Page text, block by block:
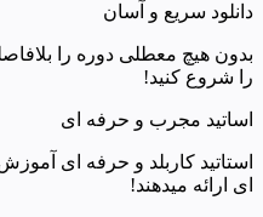
دانلود سریع و آسان
بدون هیچ معطلی دوره را
را شروع کنید!
اساتید مجرب و حرفه ای
استاتید کاربلد و حرفه ای
ای ارائه میدهند!